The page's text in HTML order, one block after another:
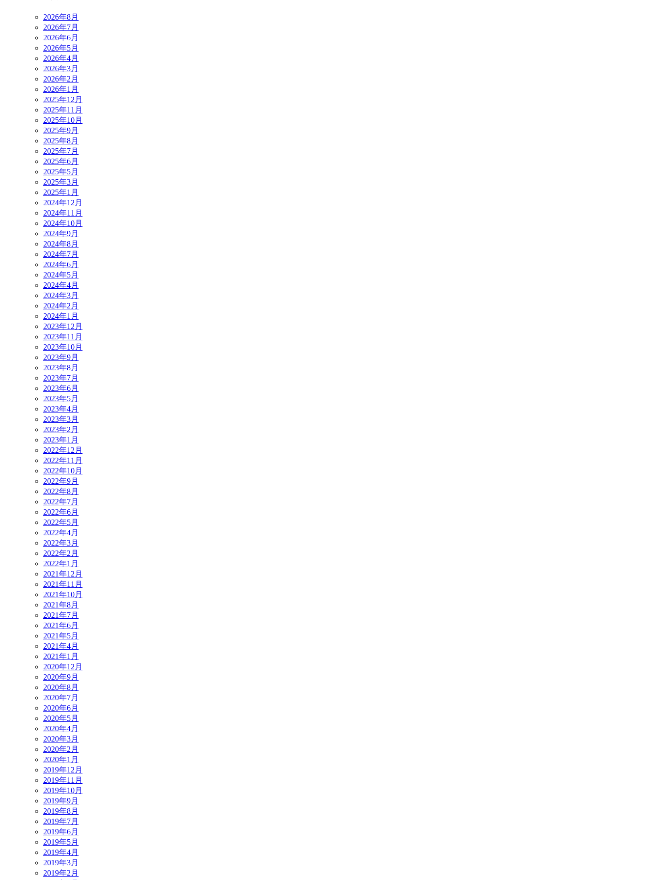
2026年8月
2026年7月
2026年6月
2026年5月
2026年4月
2026年3月
2026年2月
2026年1月
2025年12月
2025年11月
2025年10月
2025年9月
2025年8月
2025年7月
2025年6月
2025年5月
2025年3月
2025年1月
2024年12月
2024年11月
2024年10月
2024年9月
2024年8月
2024年7月
2024年6月
2024年5月
2024年4月
2024年3月
2024年2月
2024年1月
2023年12月
2023年11月
2023年10月
2023年9月
2023年8月
2023年7月
2023年6月
2023年5月
2023年4月
2023年3月
2023年2月
2023年1月
2022年12月
2022年11月
2022年10月
2022年9月
2022年8月
2022年7月
2022年6月
2022年5月
2022年4月
2022年3月
2022年2月
2022年1月
2021年12月
2021年11月
2021年10月
2021年8月
2021年7月
2021年6月
2021年5月
2021年4月
2021年1月
2020年12月
2020年9月
2020年8月
2020年7月
2020年6月
2020年5月
2020年4月
2020年3月
2020年2月
2020年1月
2019年12月
2019年11月
2019年10月
2019年9月
2019年8月
2019年7月
2019年6月
2019年5月
2019年4月
2019年3月
2019年2月